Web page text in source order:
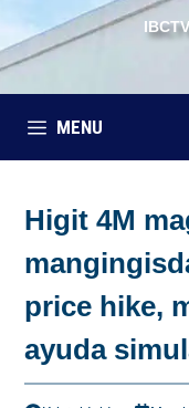
MENU
Higit 4M
price hike,
ayuda